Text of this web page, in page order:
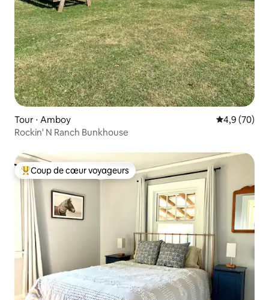
Tour ⋅ Amboy Évaluation
4,9 (70)
Rockin' N Ranch Bunkhouse
Coups de cœur voyageurs les plus appréciés
Coup de cœur voyageurs